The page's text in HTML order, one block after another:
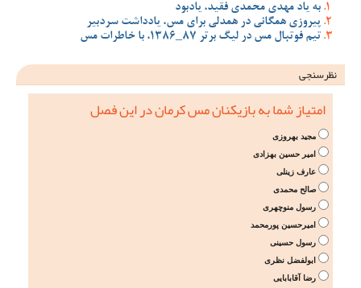
به یاد مهدی محمدی فقید، یادبود
پیروزی همگانی در همدلی برای مس، یادداشت سردبیر
تیم فوتبال مس در لیگ برتر 87_1386، با خاطرات مس
نظرسنجی
امتیاز شما به بازیکنان مس کرمان در این فصل
مجید بهروزی
امیر حسین بهزادی
عارف زینلی
صالح محمدی
رسول منوچهری
امیرحسین پورمحمد
رسول حسینی
ابولفضل نظری
رضا آقابابایی